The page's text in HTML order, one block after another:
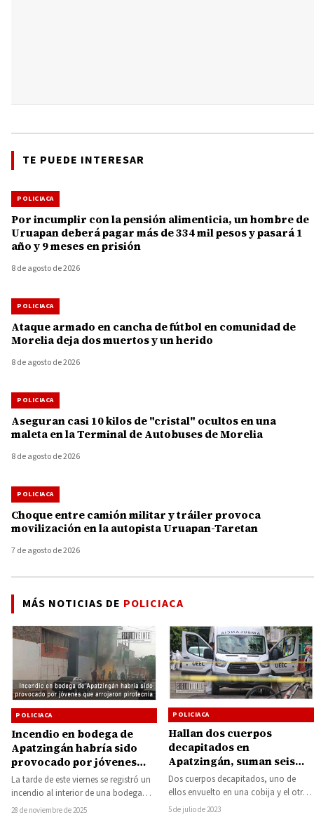
TE PUEDE INTERESAR
POLICIACA
Por incumplir con la pensión alimenticia, un hombre de
Uruapan deberá pagar más de 334 mil pesos y pasará 1
año y 9 meses en prisión
8 de agosto de 2026
POLICIACA
Ataque armado en cancha de fútbol en comunidad de
Morelia deja dos muertos y un herido
8 de agosto de 2026
POLICIACA
Aseguran casi 10 kilos de "cristal" ocultos en una
maleta en la Terminal de Autobuses de Morelia
8 de agosto de 2026
POLICIACA
Choque entre camión militar y tráiler provoca
movilización en la autopista Uruapan-Taretan
7 de agosto de 2026
MÁS NOTICIAS DE POLICIACA
POLICIACA
Incendio en bodega de
Apatzingán habría sido
provocado por jóvenes
que arrojaron pirotecnia
La tarde de este viernes se registró un
incendio al interior de una bodega
ubicada en la colonia…
28 de noviembre de 2025
POLICIACA
Hallan dos cuerpos
decapitados en
Apatzingán, suman seis
homicidios en lo que va del
mes
Dos cuerpos decapitados, uno de
ellos envuelto en una cobija y el otro
embolsado, fueron descubiertos en
5 de julio de 2023